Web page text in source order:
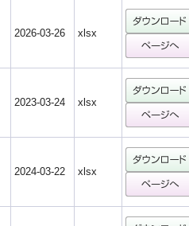
2026-03-26 xlsx
2023-03-24 xlsx
2024-03-22 xlsx